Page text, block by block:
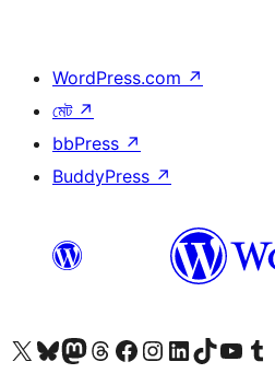
WordPress.com ↗
মেট ↗
bbPress ↗
BuddyPress ↗
আমাৰ X (আগৰ Twitter) একাউণ্টলৈ যাওকআমাৰ Bluesky একাউণ্টলৈ যাওকআমাৰ Mastodon একাউণ্টলৈ যাওকআমাৰ Threads একাউণ্টলৈ যাওকআমাৰ Facebook পৃষ্ঠালৈ যাওকআমাৰ Instagram একাউণ্টলৈ যাওকআমাৰ LinkedIn একাউণ্টলৈ যাওকআমাৰ TikTok একাউণ্টলৈ যাওকআমাৰ YouTube চেনেললৈ যাওকআমাৰ Tumblr একাউণ্টলৈ যাওক